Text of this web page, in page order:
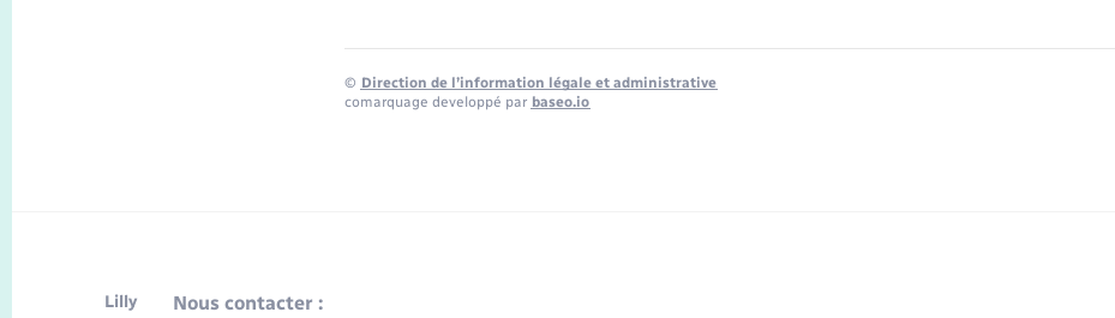
© Direction de l’information légale et administrative
comarquage developpé par baseo.io
Lilly Nous contacter :